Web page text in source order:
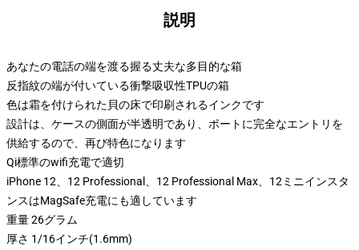
説明
あなたの電話の端を渡る握る丈夫な多目的な箱
反指紋の端が付いている衝撃吸収性TPUの箱
色は霜を付けられた貝の床で印刷されるインクです
設計は、ケースの側面が半透明であり、ポートに完全なエントリを
供給するので、再び特色になります
Qi標準のwifi充電で適切
iPhone 12、12 Professional、12 Professional Max、12ミニインスタ
ンスはMagSafe充電にも適しています
重量 26グラム
厚さ 1/16インチ(1.6mm)